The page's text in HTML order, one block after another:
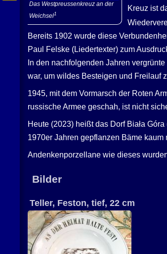
Das Westpreussenkreuz an der
Weichsel1
Kreuz ist
Bereits 1902 wurde diese
Paul Felske (Liedertexter) zum
In den nachfolgenden Jahren
war, um wildes Besteigen und Freilauf
1945, mit dem Vormarsch der Roten
russische Armee geschah, ist nicht
Heute (2023) heißt das Dorf Biała
1970er Jahren gepflanzen Bäme kaum
Andenkenporzellane wie dieses
Bilder
Teller, Feston, tief, 22 cm